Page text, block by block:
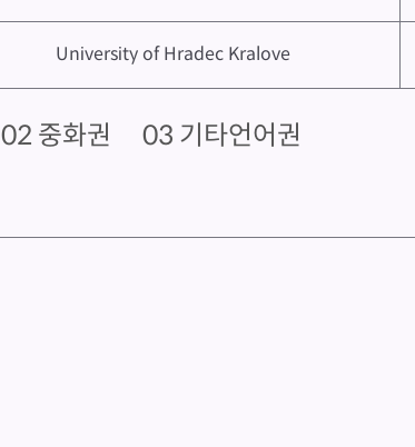
02 중화권 03 기타언어권
University of Hradec Kralove